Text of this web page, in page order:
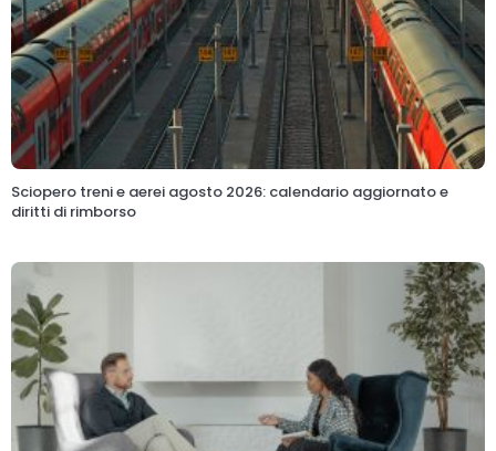
Sciopero treni e aerei agosto 2026: calendario aggiornato e
diritti di rimborso